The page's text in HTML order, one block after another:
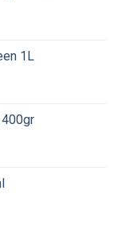
1L
VND.